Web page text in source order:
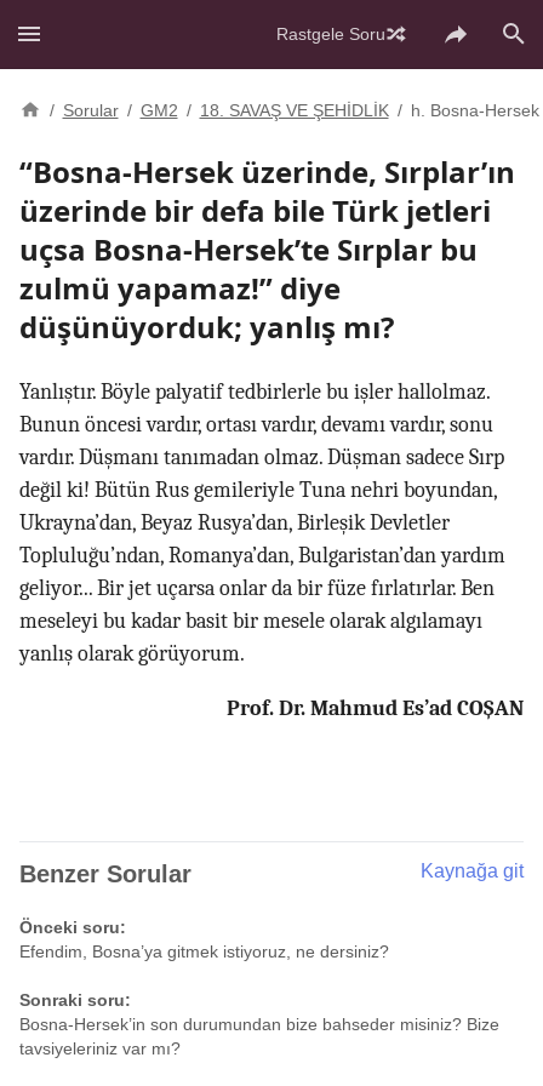
Rastgele Soru
/ Sorular / GM2 / 18. SAVAŞ VE ŞEHİDLİK / h. Bosna-Hersek
“Bosna-Hersek üzerinde, Sırplar’ın
üzerinde bir defa bile Türk jetleri
uçsa Bosna-Hersek’te Sırplar bu
zulmü yapamaz!” diye
düşünüyorduk; yanlış mı?
Yanlıştır. Böyle palyatif tedbirlerle bu işler hallolmaz.
Bunun öncesi vardır, ortası vardır, devamı vardır, sonu
vardır. Düşmanı tanımadan olmaz. Düşman sadece Sırp
değil ki! Bütün Rus gemileriyle Tuna nehri boyundan,
Ukrayna’dan, Beyaz Rusya’dan, Birleşik Devletler
Topluluğu’ndan, Romanya’dan, Bulgaristan’dan yardım
geliyor... Bir jet uçarsa onlar da bir füze fırlatırlar. Ben
meseleyi bu kadar basit bir mesele olarak algılamayı
yanlış olarak görüyorum.
Prof. Dr. Mahmud Es’ad COŞAN
Benzer Sorular Kaynağa git
Önceki soru:
Efendim, Bosna’ya gitmek istiyoruz, ne dersiniz?
Sonraki soru:
Bosna-Hersek’in son durumundan bize bahseder misiniz? Bize
tavsiyeleriniz var mı?